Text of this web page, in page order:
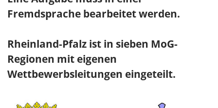
Fremdsprache bearbeitet werden.
Rheinland-Pfalz ist in sieben MoG-
Regionen mit eigenen
Wettbewerbsleitungen eingeteilt.